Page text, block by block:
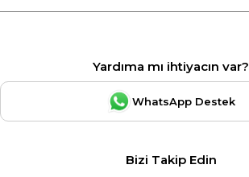
Yardıma mı ihtiyacın var?
WhatsApp Destek
Bizi Takip Edin